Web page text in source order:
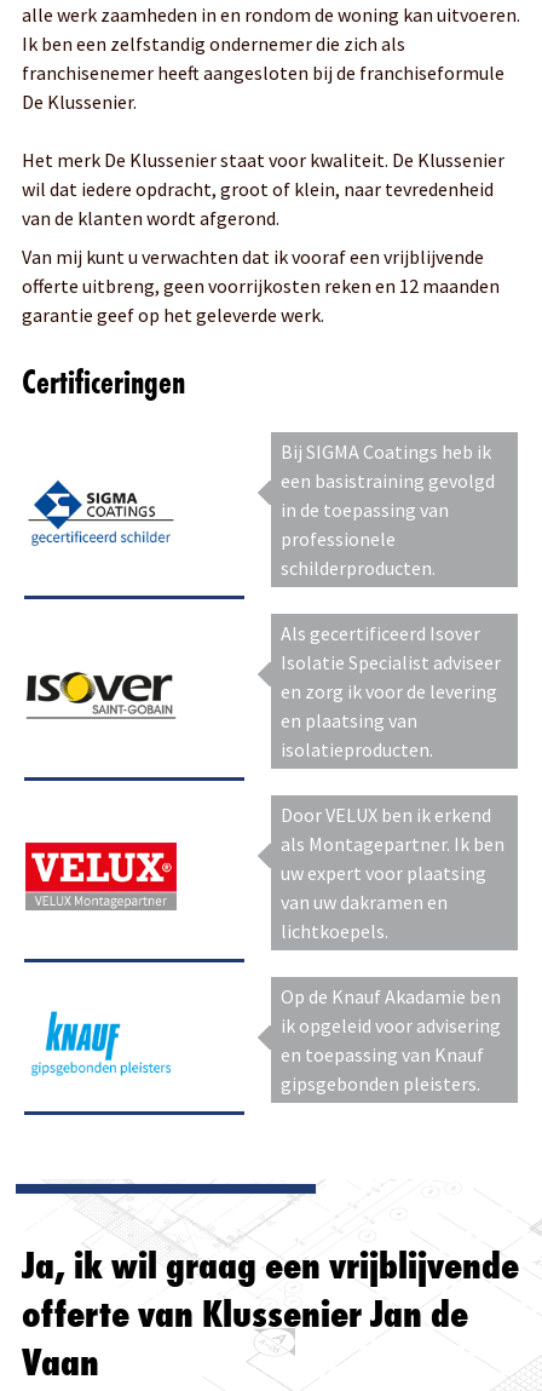
alle werk zaamheden in en rondom de woning kan uitvoeren.
Ik ben een zelfstandig ondernemer die zich als
franchisenemer heeft aangesloten bij de franchiseformule
De Klussenier.
Het merk De Klussenier staat voor kwaliteit. De Klussenier
wil dat iedere opdracht, groot of klein, naar tevredenheid
van de klanten wordt afgerond.
Van mij kunt u verwachten dat ik vooraf een vrijblijvende
offerte uitbreng, geen voorrijkosten reken en 12 maanden
garantie geef op het geleverde werk.
Certificeringen
Bij SIGMA Coatings heb ik
een basistraining gevolgd
in de toepassing van
professionele
schilderproducten.
Als gecertificeerd Isover
Isolatie Specialist adviseer
en zorg ik voor de levering
en plaatsing van
isolatieproducten.
Door VELUX ben ik erkend
als Montagepartner. Ik ben
uw expert voor plaatsing
van uw dakramen en
lichtkoepels.
Op de Knauf Akadamie ben
ik opgeleid voor advisering
en toepassing van Knauf
gipsgebonden pleisters.
Ja, ik wil graag een vrijblijvende
offerte van Klussenier Jan de
Vaan